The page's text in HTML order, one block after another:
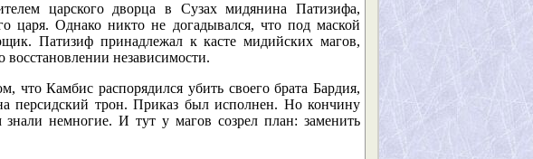
царского дворца в Сузах мидянина Патизифа,
Однако никто не догадывался, что под маской
Патизиф принадлежал к касте мидийских магов,
независимости.
Камбис распорядился убить своего брата Бардия,
персидский трон. Приказ был исполнен. Но кончину
немногие. И тут у магов созрел план: заменить